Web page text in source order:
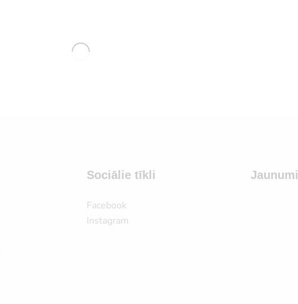
Sociālie tīkli
Facebook
Instagram
Jaunumi